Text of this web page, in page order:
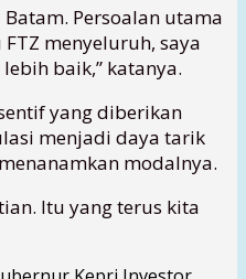
Persoalan utama
menyeluruh, saya
baik,” katanya.
yang diberikan
menjadi daya tarik
modalnya.
Itu yang terus kita